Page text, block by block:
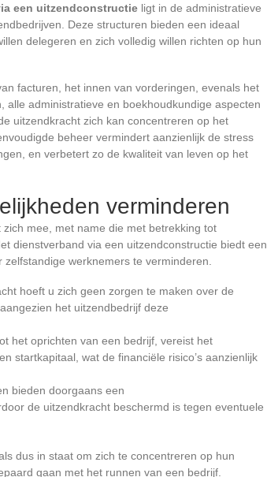
een uitzendconstructie ligt in de administratieve
Deze structuren bieden een ideaal
delegeren en zich volledig willen richten op hun
facturen, het innen van vorderingen, evenals het
administratieve en boekhoudkundige aspecten
uitzendkracht zich kan concentreren op het
beheer vermindert aanzienlijk de stress
en verbetert zo de kwaliteit van leven op het
verminderen
mee, met name die met betrekking tot
dienstverband via een uitzendconstructie biedt een
werknemers te verminderen.
hoeft u zich geen zorgen te maken over de
het uitzendbedrijf deze
het oprichten van een bedrijf, vereist het
startkapitaal, wat de financiële risico’s aanzienlijk
bieden doorgaans een
de uitzendkracht beschermd is tegen eventuele
dus in staat om zich te concentreren op hun
gaan met het runnen van een bedrijf.